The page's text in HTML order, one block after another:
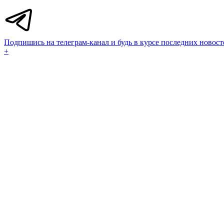
Подпишись на телеграм-канал и будь в курсе последних
+